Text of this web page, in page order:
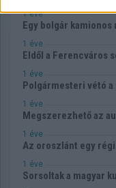
1 éve
Egy bolgár
1 éve
Eldől a Ferencváros
1 éve
Polgármesteri vétó
1 éve
Megszerezhető az
1 éve
Az oroszlánt egy
1 éve
Sorsoltak a magyar